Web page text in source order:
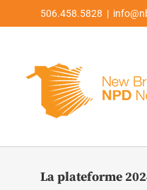
to
506.458.5828 |
La plateforme